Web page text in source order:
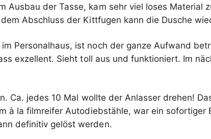
Ausbau der Tasse, kam sehr viel loses Material
Abschluss der Kittfugen kann die Dusche
Personalhaus, ist noch der ganze Aufwand
exzellent. Sieht toll aus und funktioniert. Im
Ca. jedes 10 Mal wollte der Anlasser drehen!
à la filmreifer Autodiebstähle, war ein
definitiv gelöst werden.